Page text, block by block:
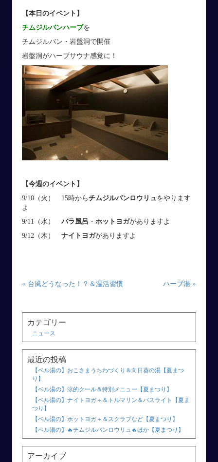
【本日のイベント】
チムジルバンハーブを
チムジルバン・岩盤洞で開催
岩盤洞がハーブサウナ感覚に！
【今週のイベント】
9/10（火） 15時からチムジルバンロウリュ をやります
よ
9/11（水） バラ風呂 ・ ホットヨガがありますよ
9/12（木） ナイトヨガがありますよ
« 台風どうなった！？＆温活習慣 ハーブ湯 »
カテゴリー
ニュース
最近の投稿
【ベル湯の】おこさまうちわづくり＆向日葵の湯【夏まつ
り】
【ベル湯の】涼的クール＆特別メニュー【夏まつり】
【ベル湯の】ナイトヨガ＋＆トルマリン＆バスライト【夏ま
つり】
【ベル湯の】ホットヨガ＋＆スクラブなど【夏まつり】
【ベル湯の】🔥チムジルバンロウリュ🔥ほか【夏まつり】
アーカイブ